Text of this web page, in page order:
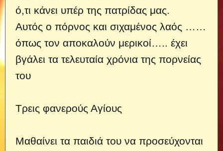
ό,τι κάνει υπέρ της πατρίδας μας.
Αυτός ο πόρνος και σιχαμένος λαός ……
όπως τον αποκαλούν μερικοί….. έχει
βγάλει τα τελευταία χρόνια της πορνείας
του
Τρεις φανερούς Αγίους
Μαθαίνει τα παιδιά του να προσεύχονται